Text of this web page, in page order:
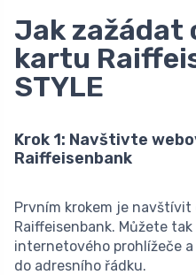
Jak zažádat
kartu
STYLE
Krok 1: Navštivte
Raiffeisenbank
Prvním krokem je
Raiffeisenbank. Můžete
internetového prohlížeče
do adresního řádku.